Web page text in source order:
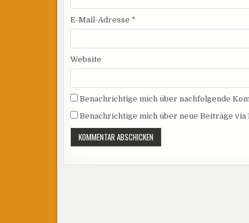
E-Mail-Adresse *
Website
Benachrichtige mich über nachfolgende
Benachrichtige mich über neue Beiträge via